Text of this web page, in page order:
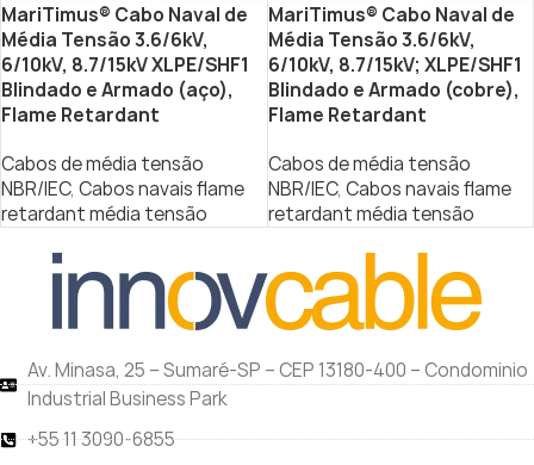
MariTimus® Cabo Naval de
Média Tensão 3.6/6kV,
6/10kV, 8.7/15kV XLPE/SHF1
Blindado e Armado (aço),
Flame Retardant
Cabos de média tensão
NBR/IEC, Cabos navais flame
retardant média tensão
MariTimus® Cabo Naval de
Média Tensão 3.6/6kV,
6/10kV, 8.7/15kV; XLPE/SHF1
Blindado e Armado (cobre),
Flame Retardant
Cabos de média tensão
NBR/IEC, Cabos navais flame
retardant média tensão
Av. Minasa, 25 – Sumaré-SP – CEP 13180-400 – Condominio
Industrial Business Park
+55 11 3090-6855